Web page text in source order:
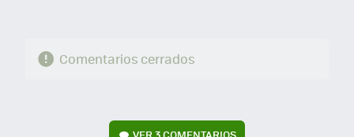
Comentarios cerrados